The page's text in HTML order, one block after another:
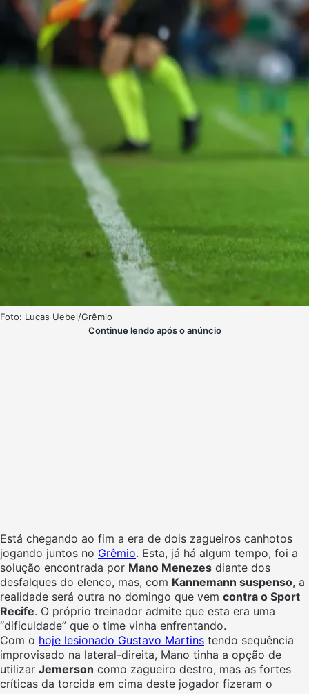
Foto: Lucas Uebel/Grêmio
Continue lendo após o anúncio
Está chegando ao fim a era de dois zagueiros canhotos
jogando juntos no Grêmio. Esta, já há algum tempo, foi a
solução encontrada por Mano Menezes diante dos
desfalques do elenco, mas, com Kannemann suspenso, a
realidade será outra no domingo que vem contra o Sport
Recife. O próprio treinador admite que esta era uma
“dificuldade” que o time vinha enfrentando.
Com o hoje lesionado Gustavo Martins tendo sequência
improvisado na lateral-direita, Mano tinha a opção de
utilizar Jemerson como zagueiro destro, mas as fortes
críticas da torcida em cima deste jogador fizeram o